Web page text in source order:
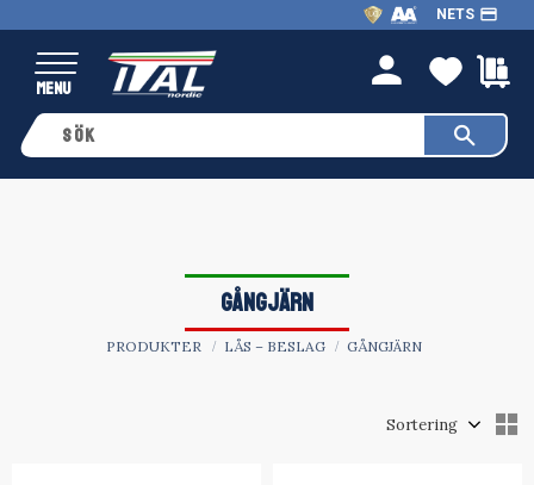
Meny
NETS payment
person
GÅNGJÄRN
PRODUKTER LÅS – BESLAG GÅNGJÄRN